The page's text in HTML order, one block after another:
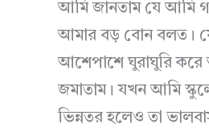
আমি জানতাম যে আমি
আমার বড় বোন বলত।
আশেপাশে ঘুরাঘুরি
জমাতাম। যখন আমি
ভিন্নতর হলেও তা